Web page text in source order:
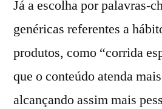
Já a escolha por palavras-
genéricas referentes a
produtos, como “corrida
que o conteúdo atenda
alcançando assim mais